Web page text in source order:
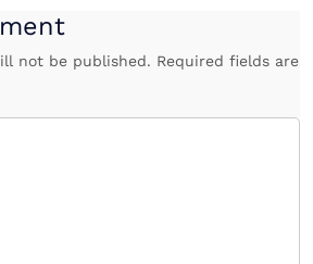
not be published. Required fields are